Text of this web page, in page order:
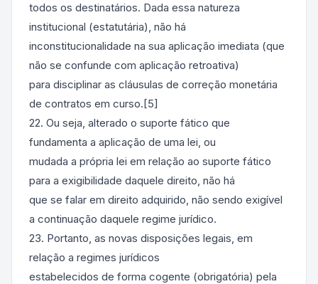
todos os destinatários. Dada essa natureza
institucional (estatutária), não há
inconstitucionalidade na sua aplicação imediata (que
não se confunde com aplicação retroativa)
para disciplinar as cláusulas de correção monetária
de contratos em curso.[5]
22. Ou seja, alterado o suporte fático que
fundamenta a aplicação de uma lei, ou
mudada a própria lei em relação ao suporte fático
para a exigibilidade daquele direito, não há
que se falar em direito adquirido, não sendo exigível
a continuação daquele regime jurídico.
23. Portanto, as novas disposições legais, em
relação a regimes jurídicos
estabelecidos de forma cogente (obrigatória) pela